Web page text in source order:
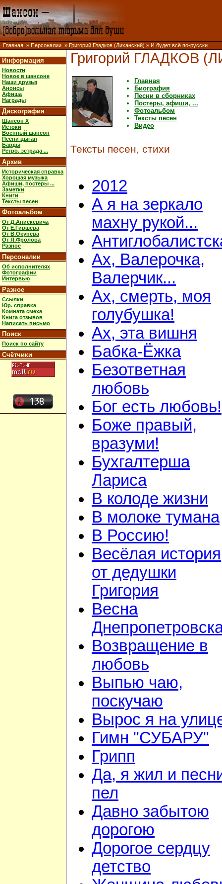
Главная » Персоналии » Григорий Гладков (Лиханский) » И будет всё по-русски
Информация
Новости
Новое в шансоне
Наши друзья
Анонсы
Афиша
Награды
Дискография
Шансон X
Истоки
Военный шансон
Песни цыган
Барды
Ретро, эстрада ...
Архив
Историческая справка
Хорошая музыка
Афиши, постеры ...
Заметки
Книги
Тексты песен
Фотоальбом
От Д.Анискевича
От Е.Гиршева
От В.Окунева
От Я.Фролова
Разное
Персоналии
Об исполнителях
Фотографии
Интервью
Разное
Ссылки
Юр. справка
Комната смеха
Книга отзывов
Написать письмо
Поиск
Поиск по сайту
Счётчики
Григорий ГЛАДКОВ
Главная
Биография
Песни в сборниках
Постеры, афиши, ...
Фотоальбом
Тексты песен
Видео
Тексты песен, стихи
2012
А я на зеркало
махну рукой...
Ах, Валерочка,
Валерчик...
Ах, смерть, моя
голубушка!
Ах, эта вишня
Бабка-Ёжка
Безответная
любовь
Бог есть любовь!
Боже правый,
вразуми!
Бухгалтерша
Лариса
В колоде жизни
В молоке тумана
В Россию!
Весёлая история
от дедушки
Григория
Весна
Возвращение в
любовь
Выпью чаю,
поскучаю
Вырос я на
Гимн "СУБАРУ"
Грипп
Да, я жил и
пел
Давно забытою
дорогою
Дорогое сердцу
детство